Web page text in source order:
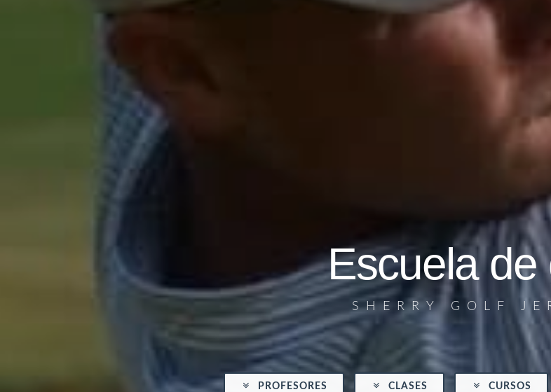
Escuela de
SHERRY GOLF
PROFESORES CLASES CURSOS